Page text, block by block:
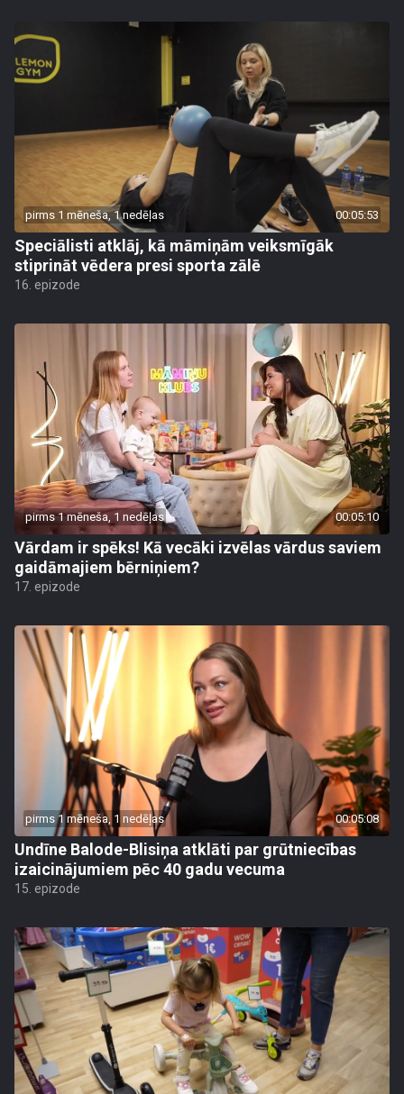
pirms 1 mēneša, 1 nedēļas 00:05:53
Speciālisti atklāj, kā māmiņām veiksmīgāk
stiprināt vēdera presi sporta zālē
16. epizode
pirms 1 mēneša, 1 nedēļas 00:05:10
Vārdam ir spēks! Kā vecāki izvēlas vārdus saviem
gaidāmajiem bērniņiem?
17. epizode
pirms 1 mēneša, 1 nedēļas 00:05:08
Undīne Balode-Blisiņa atklāti par grūtniecības
izaicinājumiem pēc 40 gadu vecuma
15. epizode